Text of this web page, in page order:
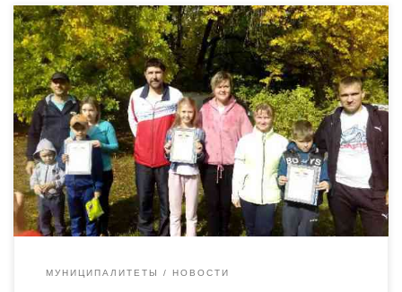
15 сентября 2019 года состоялся муниципальный этап
областного Фестиваля семейного туризма, который проходил
в парковой зоне 1-го микрорайона. Начало соревнований в
12-00 и закончились в […]
МУНИЦИПАЛИТЕТЫ НОВОСТИ